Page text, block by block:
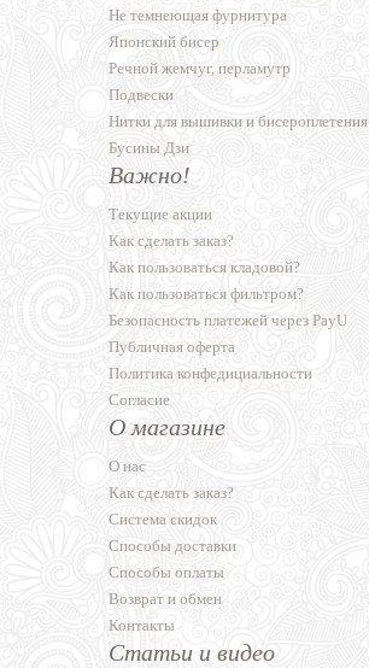
Не темнеющая фурнитура
Японский бисер
Речной жемчуг, перламутр
Подвески
Нитки для вышивки и бисероплетения
Бусины Дзи
Важно!
Текущие акции
Как сделать заказ?
Как пользоваться кладовой?
Как пользоваться фильтром?
Безопасность платежей через PayU
Публичная оферта
Политика конфедициальности
Согласие
О магазине
О нас
Как сделать заказ?
Система скидок
Способы доставки
Способы оплаты
Возврат и обмен
Контакты
Статьи и видео